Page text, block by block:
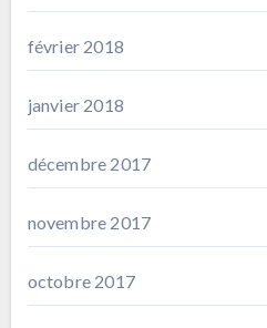
février 2018
janvier 2018
décembre 2017
novembre 2017
octobre 2017